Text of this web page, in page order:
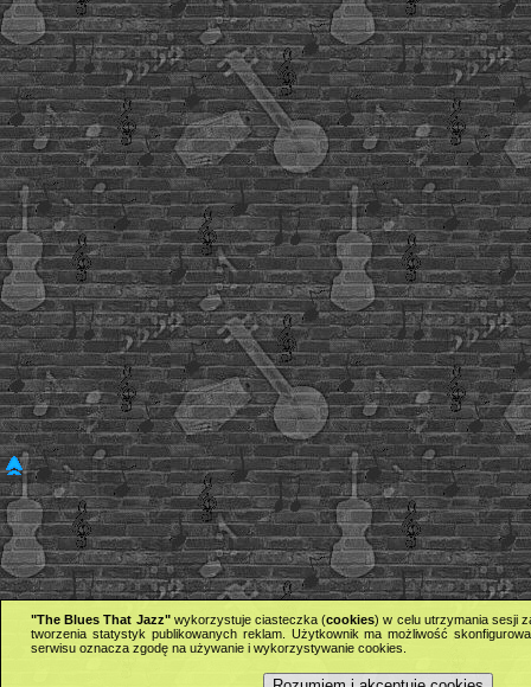
"The Blues That Jazz"wykorzystuje ciasteczka (cookies) w celu utrzymania sesji
tworzenia statystyk publikowanych reklam. Użytkownik ma możliwość
serwisu oznacza zgodę na używanie i wykorzystywanie cookies.